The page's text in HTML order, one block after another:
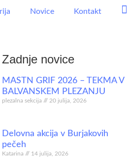
Novice Kontakt
FB
Zadnje novice
MASTN GRIF 2026 – TEKMA V
BALVANSKEM PLEZANJU
plezalna sekcija 20 julija, 2026
Delovna akcija v Burjakovih
pečeh
Katarina 14 julija, 2026